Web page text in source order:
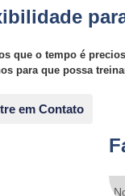
que o tempo é
para que possa
em Contato